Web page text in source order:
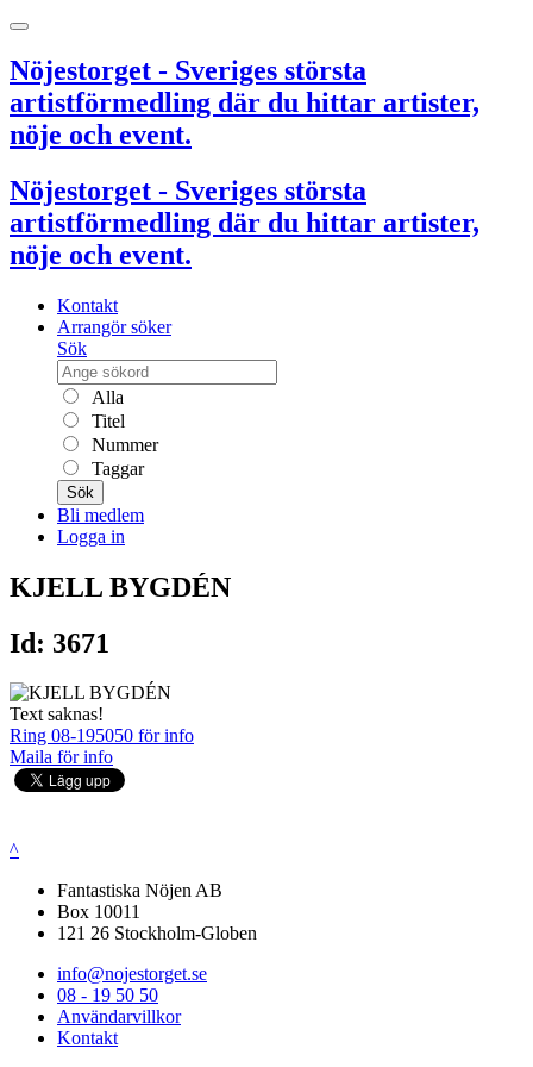
Nöjestorget - Sveriges största
artistförmedling där du hittar artister,
nöje och event.
Nöjestorget - Sveriges största
artistförmedling där du hittar artister,
nöje och event.
Kontakt
Arrangör söker
Sök
Alla
Titel
Nummer
Taggar
Sök
Bli medlem
Logga in
KJELL BYGDÉN
Id: 3671
Text saknas!
Ring 08-195050 för info
Maila för info
^
Fantastiska Nöjen AB
Box 10011
121 26 Stockholm-Globen
info@nojestorget.se
08 - 19 50 50
Användarvillkor
Kontakt